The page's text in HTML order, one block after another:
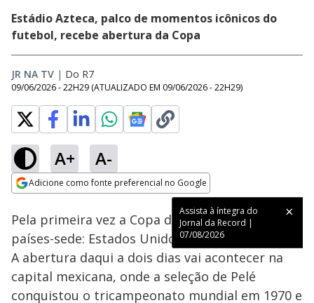
Estádio Azteca, palco de momentos icônicos do
futebol, recebe abertura da Copa
JR NA TV | Do R7
09/06/2026 - 22H29 (ATUALIZADO EM 09/06/2026 - 22H29)
A+ A-
Adicione como fonte preferencial no Google
Assista à íntegra do
Jornal da Record |
07/08/2026
Ativar
Loaded:
52.82%
Pela primeira vez a Copa do Mundo terá três
países-sede: Estados Unidos, Canadá e México.
A abertura daqui a dois dias vai acontecer na
capital mexicana, onde a seleção de Pelé
conquistou o tricampeonato mundial em 1970 e